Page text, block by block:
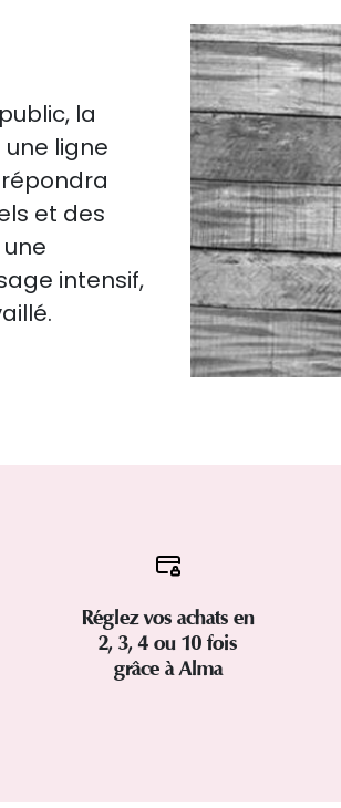
la
ligne
et des
intensif,
Réglez vos achats en
2, 3, 4 ou 10 fois
grâce à Alma